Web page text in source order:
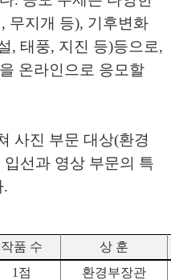
, 무지개 등), 기후변화
, 태풍, 지진 등)등으로,
온라인으로 응모할
사진 부문 대상(환경
입선과 영상 부문의 특
.
작품 수 상 훈
1 점
환경부장관